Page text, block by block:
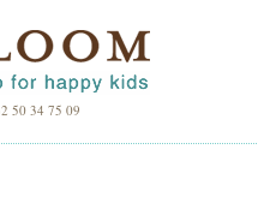
50 34 75 09